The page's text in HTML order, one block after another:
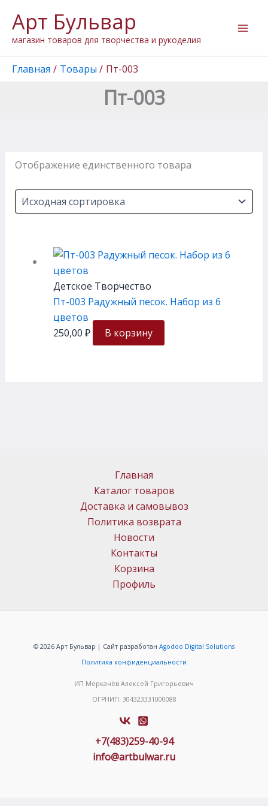
содержимому
Арт Бульвар
магазин товаров для творчества и рукоделия
Главная Товары Пт-003
Пт-003
Отображение единственного товара
Детское Творчество
Пт-003 Радужный песок. Набор из 6
цветов
250,00 ₽ В корзину
Главная
Каталог товаров
Доставка и самовывоз
Политика возврата
Новости
Контакты
Корзина
Профиль
© 2026 Арт Бульвар | Сайт разработан Agodoo Digital Solutions
Политика конфиденциальности
ИП Меркачёв Алексей Григорьевич
ОГРНИП: 304323331000088
+7(483)259-40-94
info@artbulwar.ru